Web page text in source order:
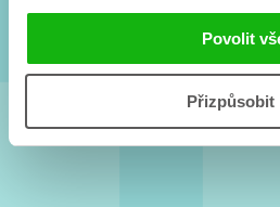
Povolit
Přizpůsobit
Souhlasím spodmínkami